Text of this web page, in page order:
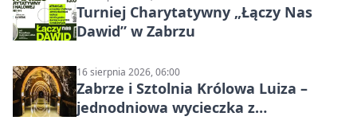
Turniej Charytatywny „Łączy Nas
Dawid” w Zabrzu
16 sierpnia 2026, 06:00
Zabrze i Sztolnia Królowa Luiza –
jednodniowa wycieczka z